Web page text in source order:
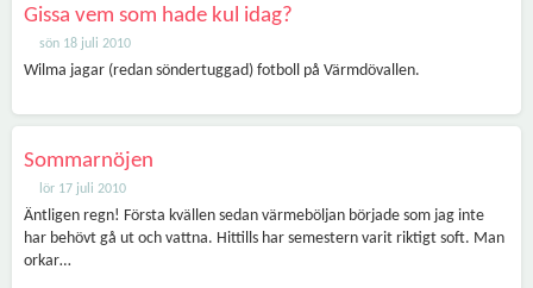
Gissa vem som hade kul idag?
sön 18 juli 2010
Wilma jagar (redan söndertuggad) fotboll på Värmdövallen.
Sommarnöjen
lör 17 juli 2010
Äntligen regn! Första kvällen sedan värmeböljan började som jag inte
har behövt gå ut och vattna. Hittills har semestern varit riktigt soft. Man
orkar…